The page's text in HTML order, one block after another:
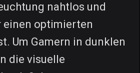
nahtlos und
optimierten
Um Gamern in dunklen
die visuelle